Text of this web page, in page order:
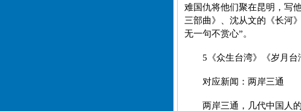
难国仇将他们聚在昆明，写
三部曲》、沈从文的《长河
无一句不赏心”。
5《众生台湾》《岁月
对应新闻：两岸三通
两岸三通，几代中国人